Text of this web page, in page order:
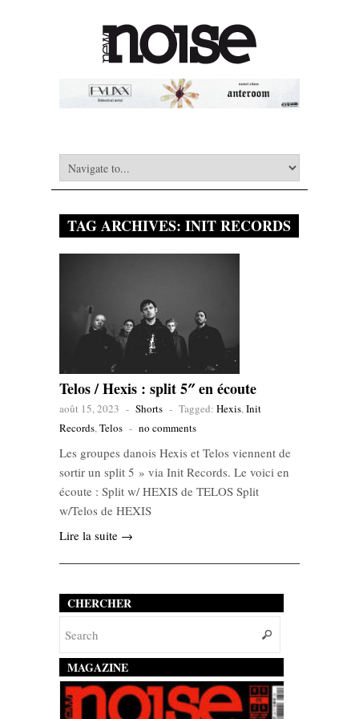
TAG ARCHIVES: INIT RECORDS
Telos / Hexis : split 5″ en écoute
août 15, 2023 - Shorts - Tagged: Hexis,Init
Records,Telos - no comments
Les groupes danois Hexis et Telos viennent de
sortir un split 5 » via Init Records. Le voici en
écoute : Split w/ HEXIS de TELOS Split
w/Telos de HEXIS
Lire la suite →
CHERCHER
MAGAZINE